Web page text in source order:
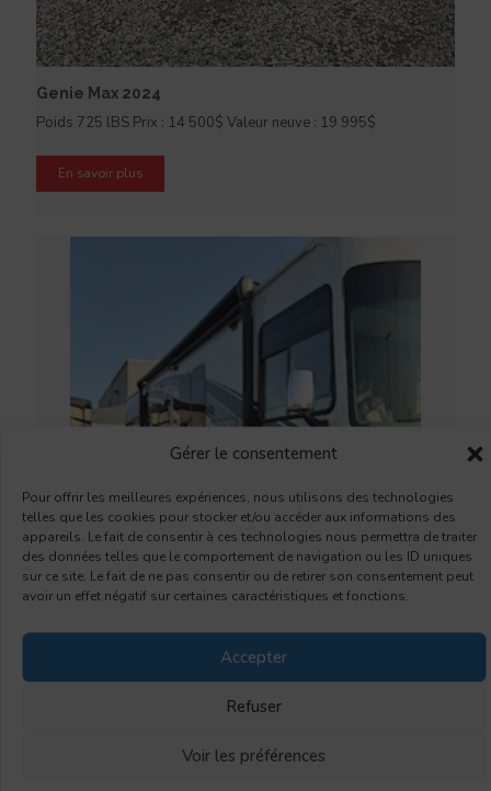
Gérer le consentement
Pour offrir les meilleures expériences, nous utilisons des technologies
telles que les cookies pour stocker et/ou accéder aux informations des
appareils. Le fait de consentir à ces technologies nous permettra de traiter
des données telles que le comportement de navigation ou les ID uniques
sur ce site. Le fait de ne pas consentir ou de retirer son consentement peut
avoir un effet négatif sur certaines caractéristiques et fonctions.
Accepter
Refuser
Voir les préférences
Genie Max 2024
Poids 725 lBS Prix : 14 500$ Valeur neuve : 19 995$
En savoir plus
PRIX RÉGULIER : 149 900$ SPÉCIAL FIN DE SAISON 139 500$